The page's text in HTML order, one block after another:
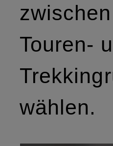
Touren-
wählen.